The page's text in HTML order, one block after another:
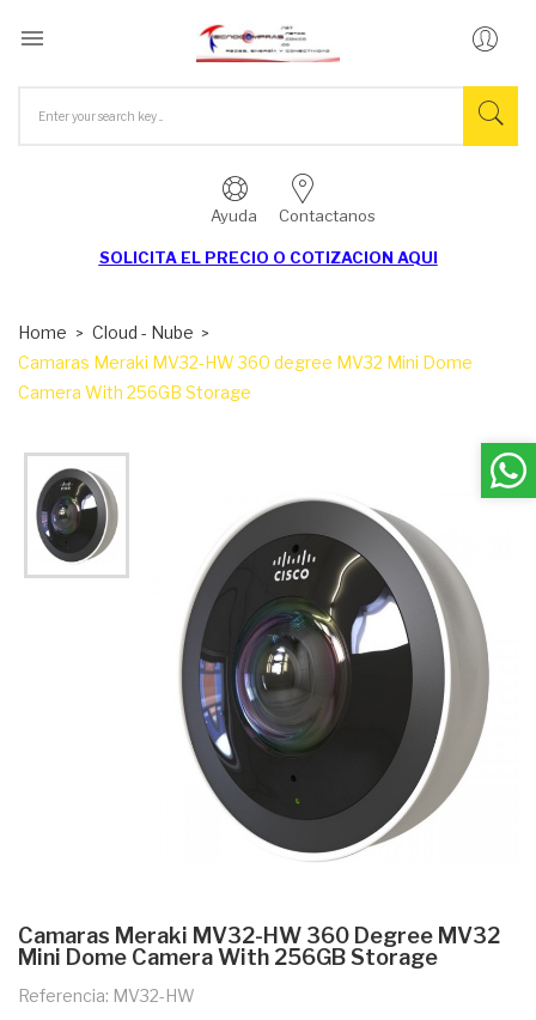

Ayuda Contactanos
SOLICITA EL PRECIO O COTIZACION AQUI
Home
Cloud - Nube
Camaras Meraki MV32-HW 360 degree MV32 Mini Dome
Camera With 256GB Storage
Camaras Meraki MV32-HW 360 Degree MV32
Mini Dome Camera With 256GB Storage
Referencia: MV32-HW